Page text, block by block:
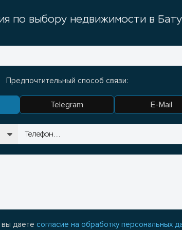
по выбору недвижимости в
Предпочтительный способ связи:
Telegram E-Mail
даете согласие на обработку персональных